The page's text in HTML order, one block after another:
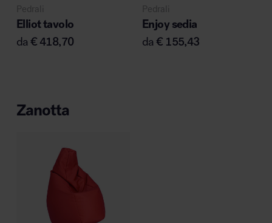
Pedrali
Elliot tavolo
da€ 418,70
Pedrali
Enjoy sedia
da€ 155,43
Zanotta